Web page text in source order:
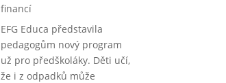
financí
EFG Educa představila
pedagogům nový program
už pro předškoláky. Děti učí,
že i z odpadků může